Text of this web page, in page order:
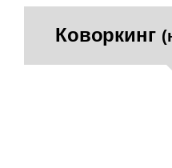
Коворкинг